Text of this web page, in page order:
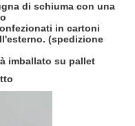
di schiuma con una
in cartoni
(spedizione
imballato su pallet